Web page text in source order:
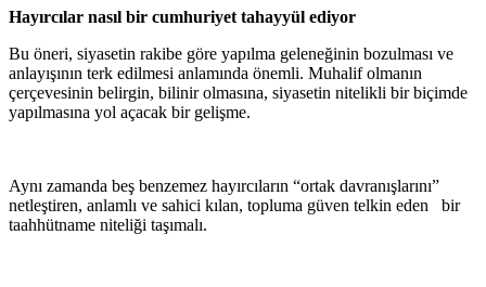
Hayırcılar nasıl bir cumhuriyet tahayyül ediyor
Bu öneri, siyasetin rakibe göre yapılma geleneğinin bozulması ve
anlayışının terk edilmesi anlamında önemli. Muhalif olmanın
çerçevesinin belirgin, bilinir olmasına, siyasetin nitelikli bir biçimde
yapılmasına yol açacak bir gelişme.
Aynı zamanda beş benzemez hayırcıların “ortak davranışlarını”
netleştiren, anlamlı ve sahici kılan, topluma güven telkin eden bir
taahhütname niteliği taşımalı.